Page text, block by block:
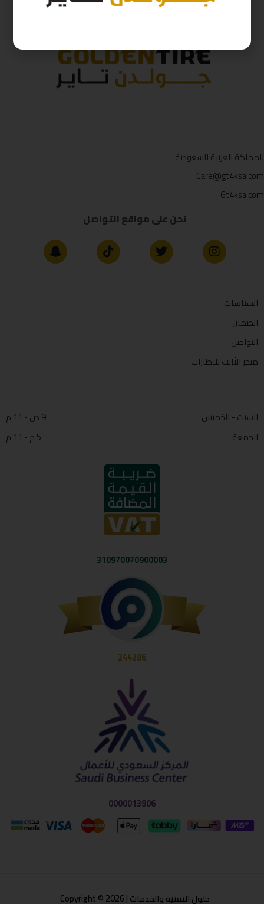
المملكة العربية السعودية
Care@gt4ksa.com
Gt4ksa.com
نحن على مواقع التواصل
السياسات
الضمان
التواصل
متجر الثابت للاطارات
السبت - الخميس
9 ص - 11 م
الجمعة
5 م - 11 م
310970070900003
244286
0000013906
حلول التقنية والخدمات | Copyright © 2026